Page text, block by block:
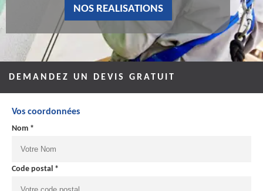
NOS REALISATIONS
DEMANDEZ UN DEVIS GRATUIT
Vos coordonnées
Nom *
Code postal *